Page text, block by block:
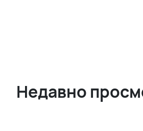
Недавно